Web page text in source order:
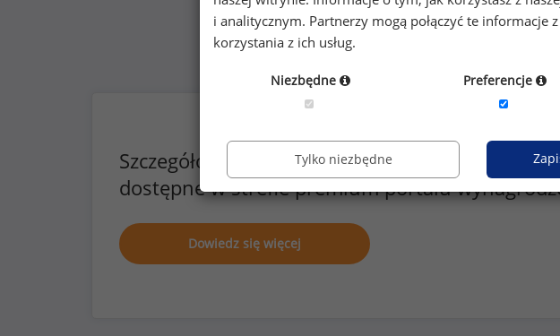
Szczegółowe dane o wynagrodzeniach na 840
dostępne w strefie premium portalu
Dowiedz się więcej
i analitycznym. Partnerzy mogą połączyć te
korzystania z ich usług.
Niezbędne Preferencje
Tylko niezbędne